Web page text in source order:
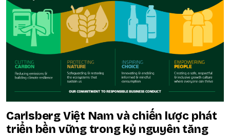
Carlsberg Việt Nam và chiến lược phát
triển bền vững trong kỷ nguyên tăng